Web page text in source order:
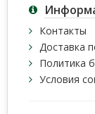
Контакты
Доставка
Политика
Условия